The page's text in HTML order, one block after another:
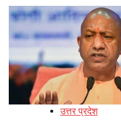
उत्तर प्रदेश